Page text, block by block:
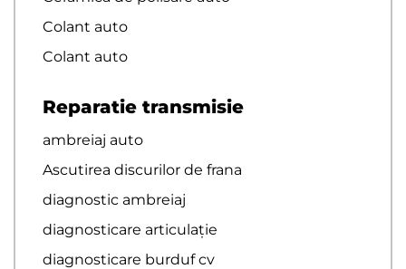
Colant auto
Colant auto
Reparatie transmisie
ambreiaj auto
Ascutirea discurilor de frana
diagnostic ambreiaj
diagnosticare articulație
diagnosticare burduf cv